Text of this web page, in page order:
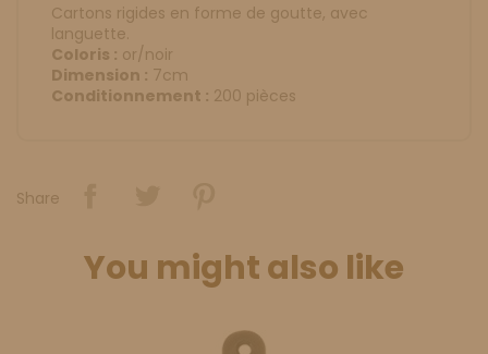
Cartons rigides en forme de goutte, avec
languette.
Coloris : or/noir
Dimension : 7cm
Conditionnement : 200 pièces
Share
You might also like